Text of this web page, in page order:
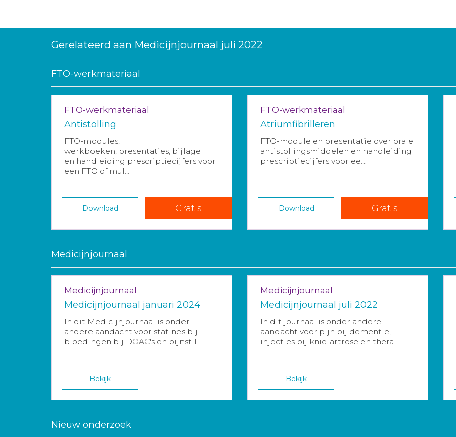
Gerelateerd aan Medicijnjournaal juli 2022
FTO-werkmateriaal
FTO-werkmateriaal
Antistolling
FTO-modules,
werkboeken, presentaties, bijlage
en handleiding prescriptiecijfers voor
een FTO of mul...
Download Gratis
FTO-werkmateriaal
Atriumfibrilleren
FTO-module en presentatie over orale
antistollingsmiddelen en handleiding
prescriptiecijfers voor ee...
Download Gratis
Medicijnjournaal
Medicijnjournaal
Medicijnjournaal januari 2024
In dit Medicijnjournaal is onder
andere aandacht voor statines bij
bloedingen bij DOAC's en pijnstil...
Bekijk
Medicijnjournaal
Medicijnjournaal juli 2022
In dit journaal is onder andere
aandacht voor pijn bij dementie,
injecties bij knie-artrose en thera...
Bekijk
Nieuw onderzoek